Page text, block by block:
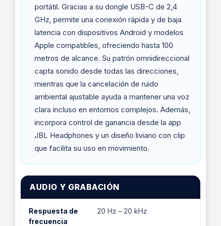
portátil. Gracias a su dongle USB-C de 2,4
GHz, permite una conexión rápida y de baja
latencia con dispositivos Android y modelos
Apple compatibles, ofreciendo hasta 100
metros de alcance. Su patrón omnidireccional
capta sonido desde todas las direcciones,
mientras que la cancelación de ruido
ambiental ajustable ayuda a mantener una voz
clara incluso en entornos complejos. Además,
incorpora control de ganancia desde la app
JBL Headphones y un diseño liviano con clip
que facilita su uso en movimiento.
AUDIO Y GRABACIÓN
Respuesta de
frecuencia
20 Hz – 20 kHz